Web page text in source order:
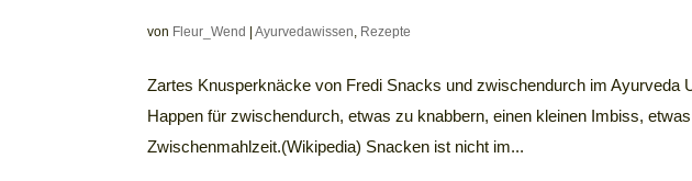
von Fleur_Wend |Ayurvedawissen, Rezepte
Zartes Knusperknäcke von Fredi Snacks und zwischendurch im Ayurveda
Happen für zwischendurch, etwas zu knabbern, einen kleinen Imbiss,
Zwischenmahlzeit.(Wikipedia) Snacken ist nicht im...